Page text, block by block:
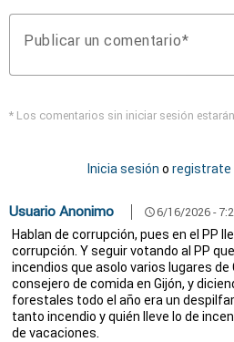
Publicar un comentario
* Los comentarios sin iniciar sesión
Inicia sesión o registrate
Usuario Anonimo schedule6/16/2026 -
Hablan de corrupción, pues en el PP
corrupción. Y seguir votando al PP
incendios que asolo varios lugares de
consejero de comida en Gijón, y
forestales todo el año era un
tanto incendio y quién lleve lo de
de vacaciones.